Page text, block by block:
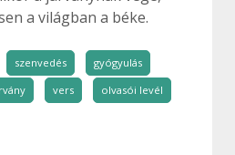
a világban a béke.
szenvedés
gyógyulás
vers olvasói levél